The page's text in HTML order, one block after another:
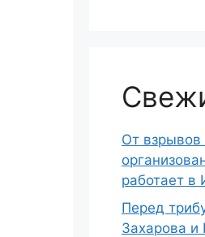
От взрывов
работает в
Перед
Захарова и